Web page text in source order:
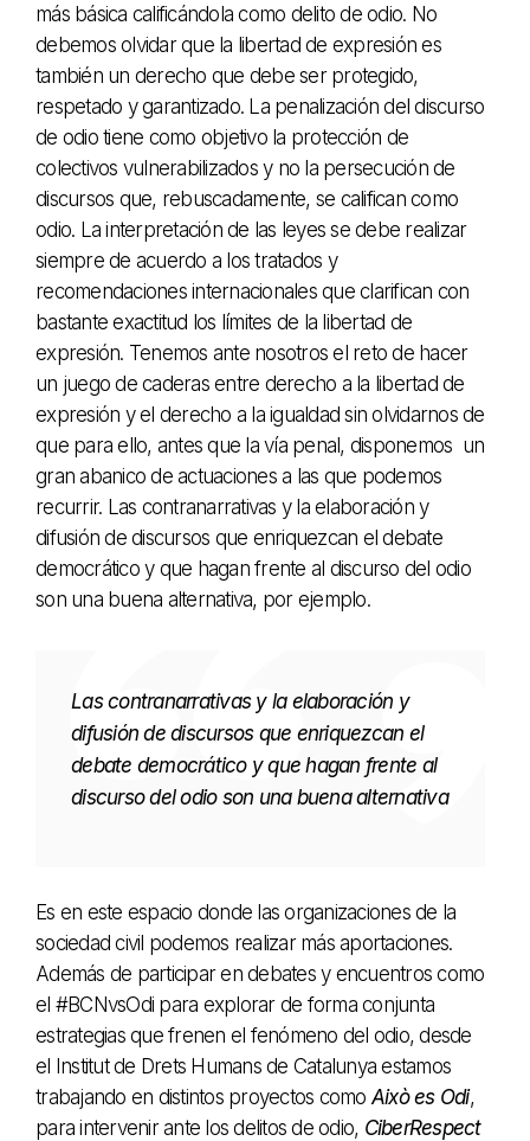
más básica calificándola como delito de odio. No
debemos olvidar que la libertad de expresión es
también un derecho que debe ser protegido,
respetado y garantizado. La penalización del discurso
de odio tiene como objetivo la protección de
colectivos vulnerabilizados y no la persecución de
discursos que, rebuscadamente, se califican como
odio. La interpretación de las leyes se debe realizar
siempre de acuerdo a los tratados y
recomendaciones internacionales que clarifican con
bastante exactitud los límites de la libertad de
expresión. Tenemos ante nosotros el reto de hacer
un juego de caderas entre derecho a la libertad de
expresión y el derecho a la igualdad sin olvidarnos de
que para ello, antes que la vía penal, disponemos un
gran abanico de actuaciones a las que podemos
recurrir. Las contranarrativas y la elaboración y
difusión de discursos que enriquezcan el debate
democrático y que hagan frente al discurso del odio
son una buena alternativa, por ejemplo.
Las contranarrativas y la elaboración y
difusión de discursos que enriquezcan el
debate democrático y que hagan frente al
discurso del odio son una buena alternativa
Es en este espacio donde las organizaciones de la
sociedad civil podemos realizar más aportaciones.
Además de participar en debates y encuentros como
el #BCNvsOdi para explorar de forma conjunta
estrategias que frenen el fenómeno del odio, desde
el Institut de Drets Humans de Catalunya estamos
trabajando en distintos proyectos como Això es Odi,
para intervenir ante los delitos de odio, CiberRespect